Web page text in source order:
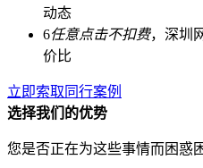
动态
6任意点击不扣费，深圳
价比
立即索取同行案例
选择我们的优势
您是否正在为这些事情而困惑